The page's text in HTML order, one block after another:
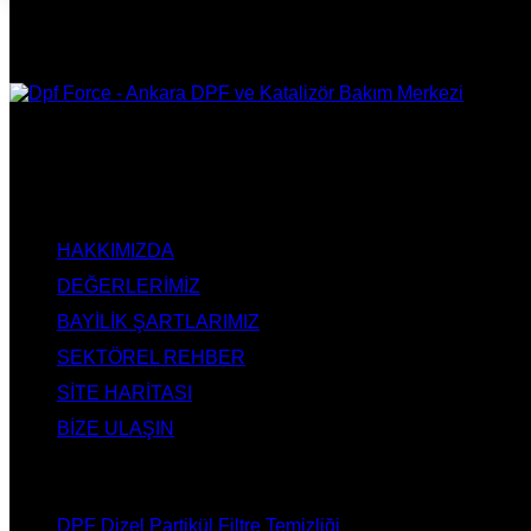
HAKKIMIZDA
DEĞERLERİMİZ
BAYİLİK ŞARTLARIMIZ
SEKTÖREL REHBER
SİTE HARİTASI
BİZE ULAŞIN
DPF Dizel Partikül Filtre Temizliği